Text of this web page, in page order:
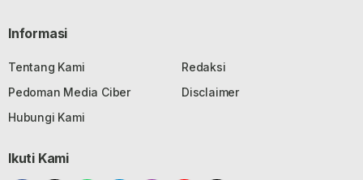
Informasi
Tentang Kami
Redaksi
Pedoman Media Ciber
Disclaimer
Hubungi Kami
Ikuti Kami